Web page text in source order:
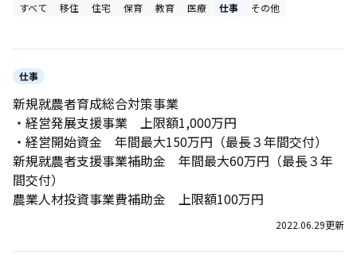
すべて 移住 住宅 保育 教育 医療 仕事 その他
仕事
新規就農者育成総合対策事業
・経営発展支援事業 上限額1,000万円
・経営開始資金 年間最大150万円（最長３年間交付）
新規就農者支援事業補助金 年間最大60万円（最長３年
間交付）
農業人材投資事業費補助金 上限額100万円
2022.06.29更新